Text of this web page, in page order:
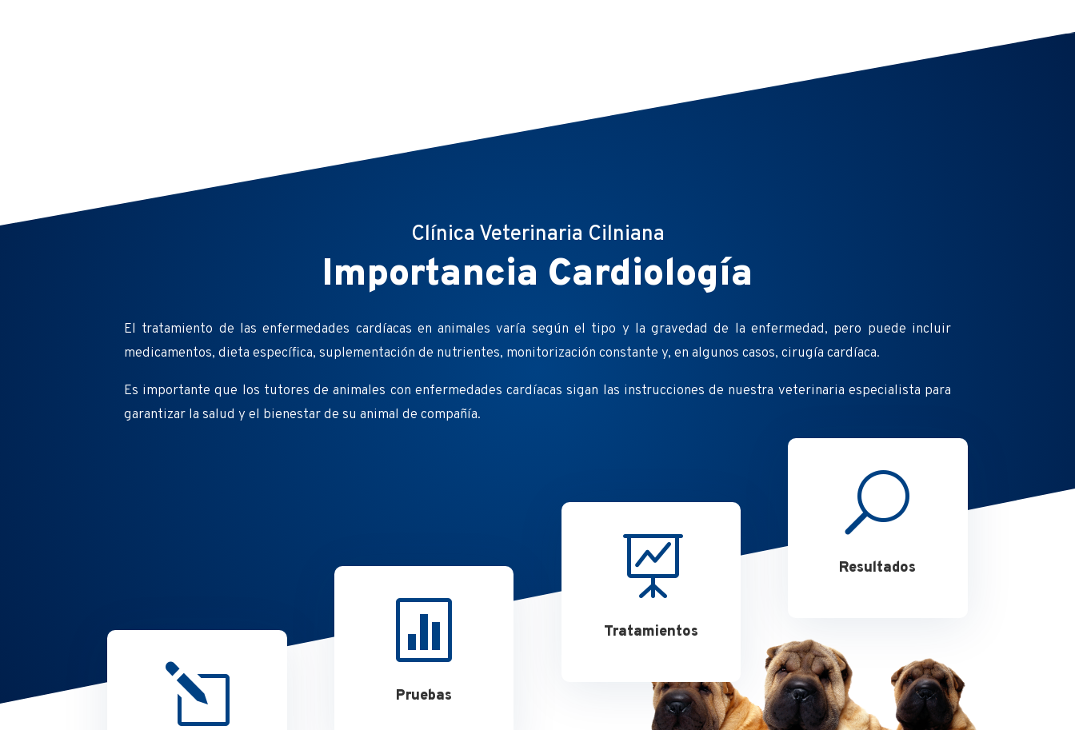
Clínica Veterinaria Cilniana
Importancia Cardiología
El tratamiento de las enfermedades cardíacas en animales varía según el tipo y la gravedad de la enfermedad, pero puede incluir
medicamentos, dieta específica, suplementación de nutrientes, monitorización constante y, en algunos casos, cirugía cardíaca.
Es importante que los tutores de animales con enfermedades cardíacas sigan las instrucciones de nuestra veterinaria especialista para
garantizar la salud y el bienestar de su animal de compañía.
l

Pruebas

Tratamientos
U
Resultados